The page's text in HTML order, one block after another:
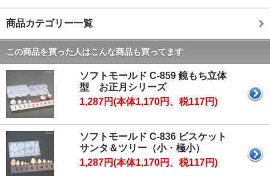
商品カテゴリー一覧
この商品を買った人はこんな商品も買ってます
ソフトモールド C-859 鏡もち立体
型 お正月シリーズ
1,287円(本体1,170円、税117円)
ソフトモールド C-836 ビスケット
サンタ＆ツリー（小・極小）
1,287円(本体1,170円、税117円)